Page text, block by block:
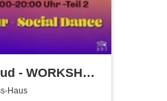
- WORKSHOP
| Peter Weiss
Haus